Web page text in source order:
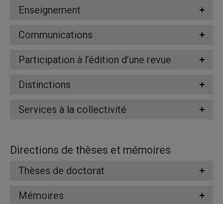
Enseignement
Communications
Participation à l’édition d’une revue
Distinctions
Services à la collectivité
Directions de thèses et mémoires
Thèses de doctorat
Mémoires